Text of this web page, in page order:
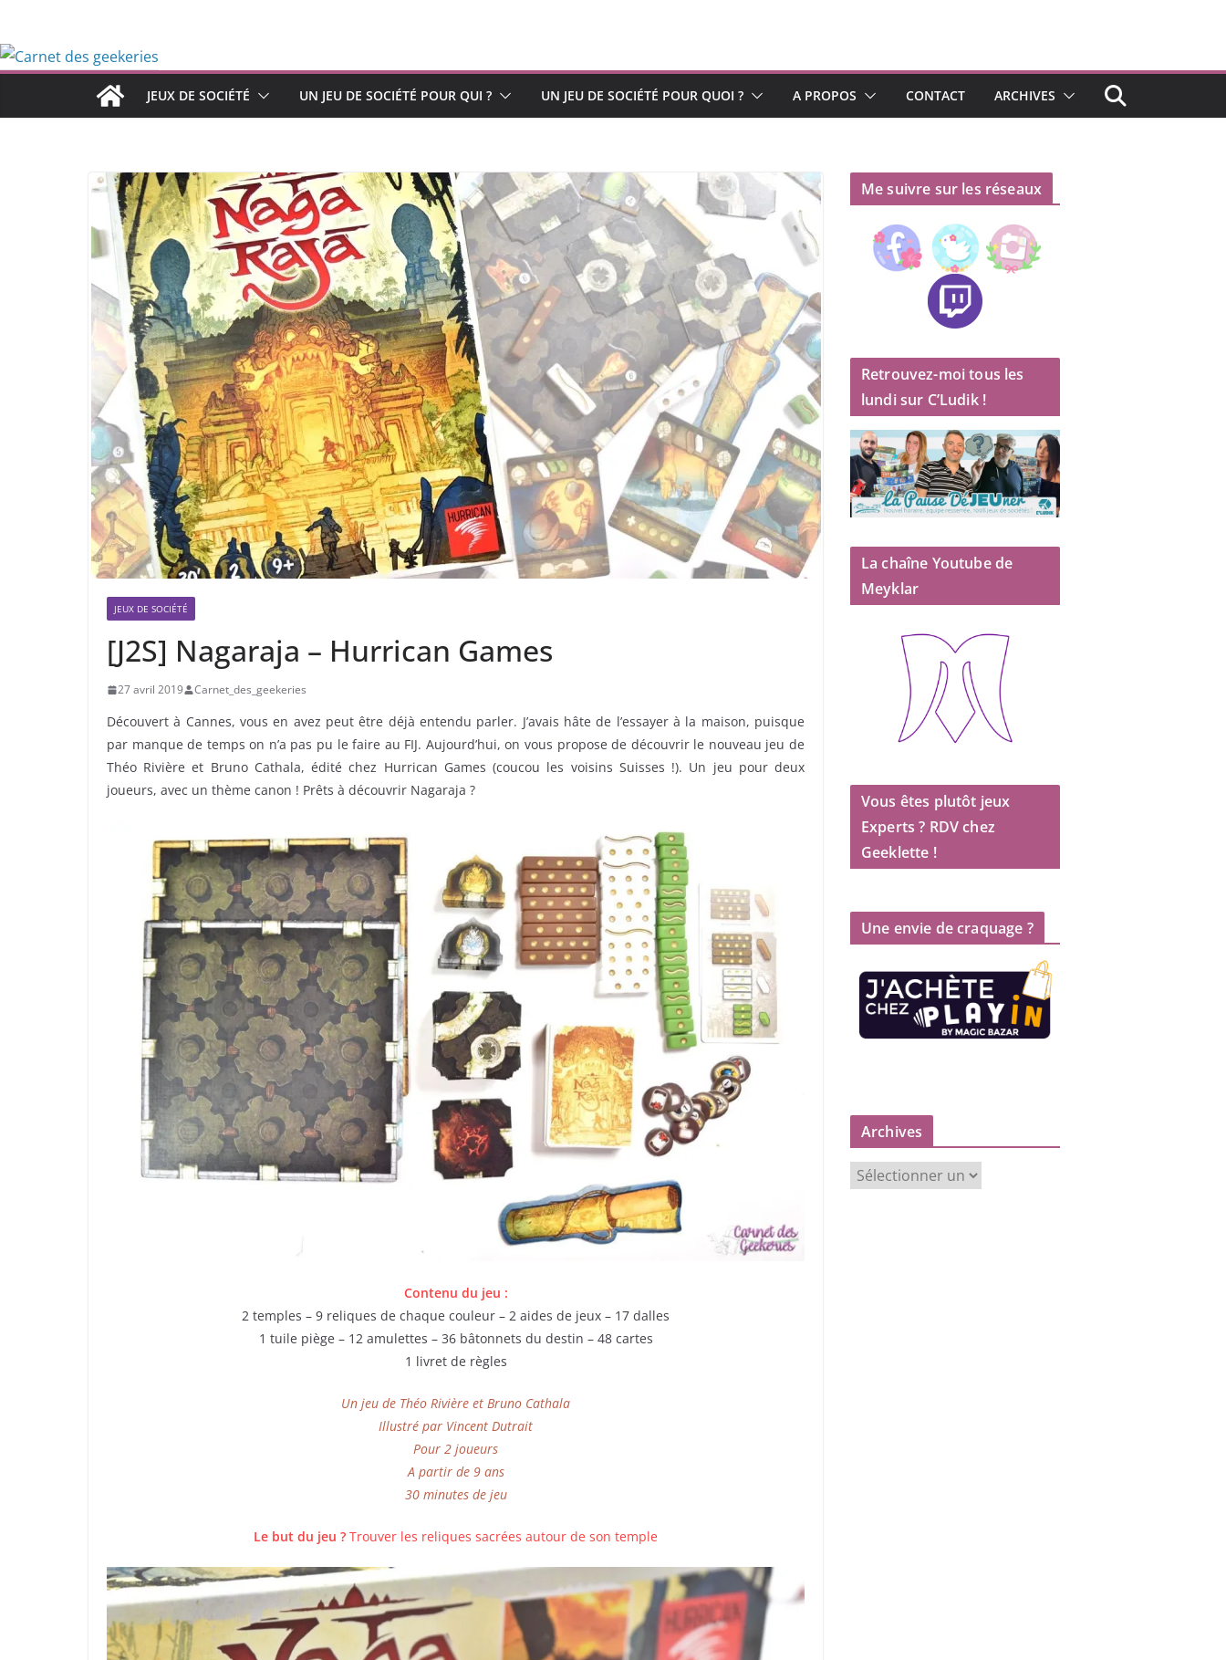
contenu
JEUX DE SOCIÉTÉ UN JEU DE SOCIÉTÉ POUR QUI ? UN JEU DE SOCIÉTÉ POUR QUOI ? A PROPOS CONTACT ARCHIVES
JEUX DE SOCIÉTÉ
[J2S] Nagaraja – Hurrican Games
27 avril 2019 Carnet_des_geekeries
Découvert à Cannes, vous en avez peut être déjà entendu parler. J’avais hâte de l’essayer à la maison, puisque
par manque de temps on n’a pas pu le faire au FIJ. Aujourd’hui, on vous propose de découvrir le nouveau jeu de
Théo Rivière et Bruno Cathala, édité chez Hurrican Games (coucou les voisins Suisses !). Un jeu pour deux
joueurs, avec un thème canon ! Prêts à découvrir Nagaraja ?
Contenu du jeu :
2 temples – 9 reliques de chaque couleur – 2 aides de jeux – 17 dalles
1 tuile piège – 12 amulettes – 36 bâtonnets du destin – 48 cartes
1 livret de règles
Un jeu de Théo Rivière et Bruno Cathala
Illustré par Vincent Dutrait
Pour 2 joueurs
A partir de 9 ans
30 minutes de jeu
Le but du jeu ? Trouver les reliques sacrées autour de son temple
Me suivre sur les réseaux
Retrouvez-moi tous les
lundi sur C’Ludik !
La chaîne Youtube de
Meyklar
Vous êtes plutôt jeux
Experts ? RDV chez
Geeklette !
Une envie de craquage ?
Archives
r